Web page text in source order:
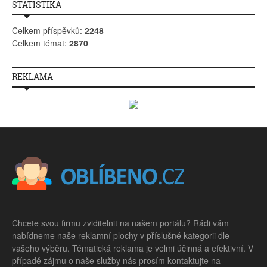
STATISTIKA
Celkem příspěvků: 2248
Celkem témat: 2870
REKLAMA
Chcete svou firmu zviditelnit na našem portálu? Rádi vám
nabídneme naše reklamní plochy v příslušné kategorii dle
vašeho výběru. Tématická reklama je velmi účinná a efektivní. V
případě zájmu o naše služby nás prosím kontaktujte na